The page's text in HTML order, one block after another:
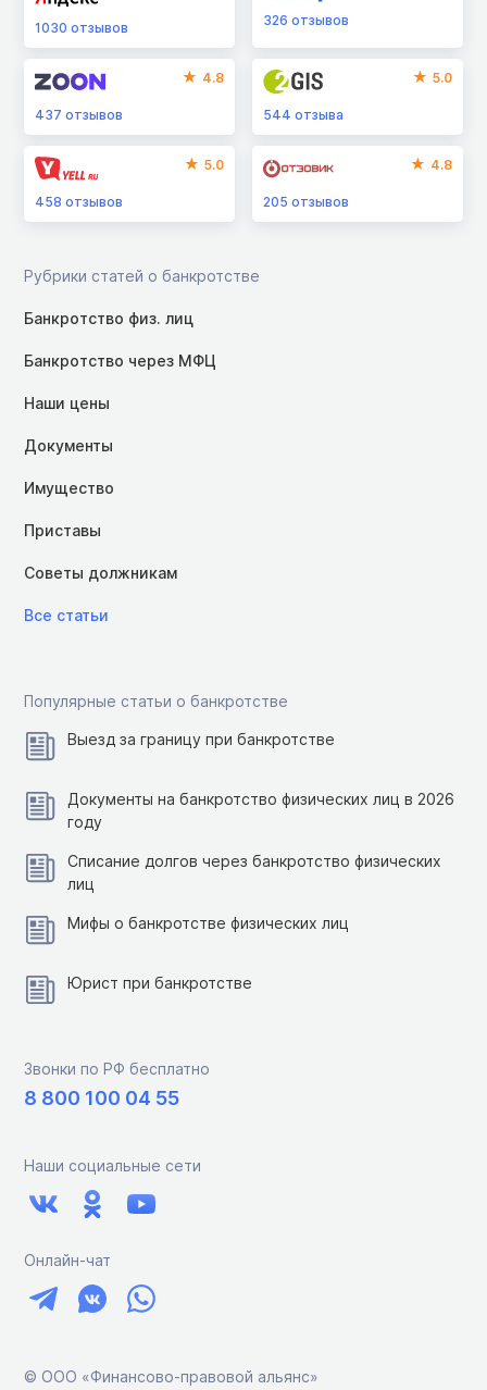
1030 отзывов
326отзывов
4.8
437 отзывов
5.0
544отзыва
5.0
458 отзывов
4.8
205отзывов
Рубрики статей о банкротстве
Банкротство физ. лиц
Банкротство через МФЦ
Наши цены
Документы
Имущество
Приставы
Советы должникам
Все статьи
Популярные статьи о банкротстве
Выезд за границу при банкротстве
Документы на банкротство физических лиц в 2026
году
Списание долгов через банкротство физических
лиц
Мифы о банкротстве физических лиц
Юрист при банкротстве
Звонки по РФ бесплатно
8 800 100 04 55
Наши социальные сети
Онлайн-чат
© ООО «Финансово-правовой альянс»